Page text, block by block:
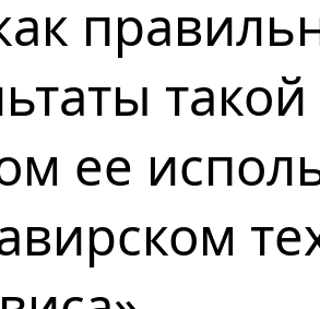
ее